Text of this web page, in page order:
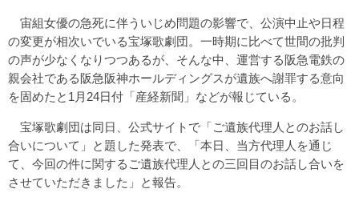
宙組女優の急死に伴ういじめ問題の影響で、公演中止や日程
の変更が相次いでいる宝塚歌劇団。一時期に比べて世間の批判
の声が少なくなりつつあるが、そんな中、運営する阪急電鉄の
親会社である阪急阪神ホールディングスが遺族へ謝罪する意向
を固めたと1月24日付「産経新聞」などが報じている。
宝塚歌劇団は同日、公式サイトで「ご遺族代理人とのお話し
合いについて」と題した発表で、「本日、当方代理人を通じ
て、今回の件に関するご遺族代理人との三回目のお話し合いを
させていただきました」と報告。